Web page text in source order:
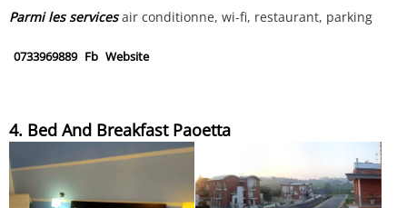
Parmi les servicesair conditionne, wi-fi, restaurant, parking
0733969889 Fb Website
4. Bed And Breakfast Paoetta